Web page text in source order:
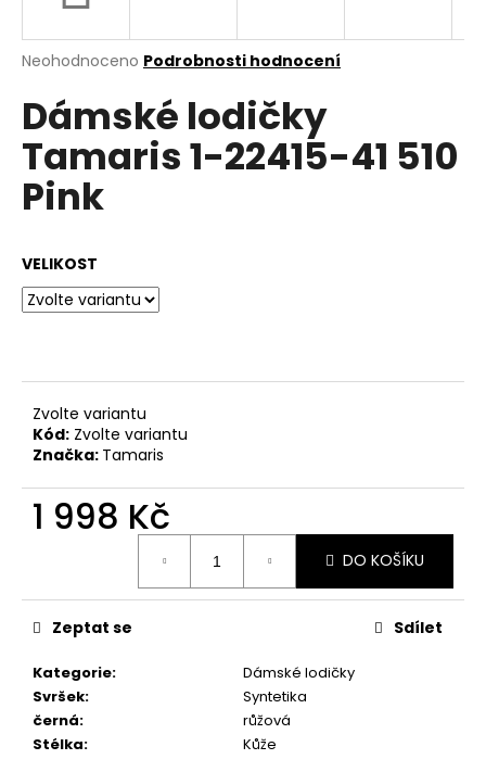
Průměrné
produktu
je
0,0
5
hvězdiček.
Neohodnoceno Podrobnosti hodnocení
Dámské lodičky
Tamaris 1-22415-41 510
Pink
VELIKOST
Zvolte variantu
Kód: Zvolte variantu
Značka: Tamaris
1 998 Kč
DO KOŠÍKU
Kategorie:
Dámské lodičky
Svršek:
Syntetika
černá:
růžová
Stélka: Kůže
Zeptat se Sdílet
j
t
?
o
u
č
u
e
DÍVČÍ
PAPUČKY
FARE
4111451
448